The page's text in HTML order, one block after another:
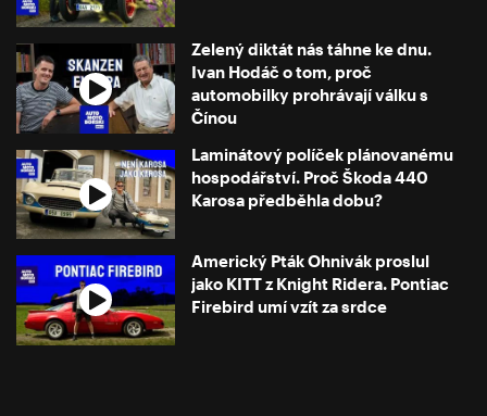
Zelený diktát nás táhne ke dnu.
Ivan Hodáč o tom, proč
automobilky prohrávají válku s
Čínou
Laminátový políček plánovanému
hospodářství. Proč Škoda 440
Karosa předběhla dobu?
Americký Pták Ohnivák proslul
jako KITT z Knight Ridera. Pontiac
Firebird umí vzít za srdce